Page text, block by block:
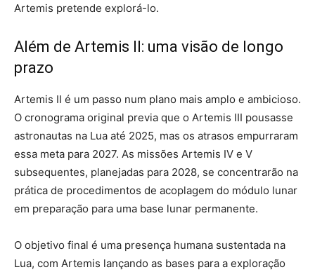
Artemis pretende explorá-lo.
Além de Artemis II: uma visão de longo
prazo
Artemis II é um passo num plano mais amplo e ambicioso.
O cronograma original previa que o Artemis III pousasse
astronautas na Lua até 2025, mas os atrasos empurraram
essa meta para 2027. As missões Artemis IV e V
subsequentes, planejadas para 2028, se concentrarão na
prática de procedimentos de acoplagem do módulo lunar
em preparação para uma base lunar permanente.
O objetivo final é uma presença humana sustentada na
Lua, com Artemis lançando as bases para a exploração